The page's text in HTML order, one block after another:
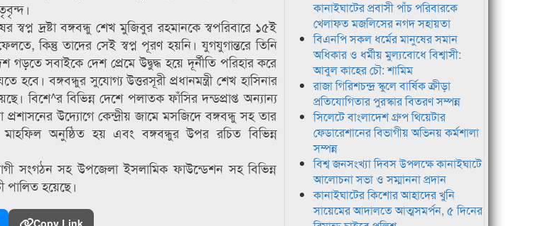
স্বপ্ন দ্রষ্টা বঙ্গবন্ধু শেখ মুজিবুর রহমানকে স্বপরিবারে ১৫ই
কিন্তু তাদের সেই স্বপ্ন পূরণ হয়নি। যুগযুগান্তরে তিনি
গড়তে সবাইকে দেশ প্রেমে উদ্বুদ্ধ হয়ে দূর্নীতি পরিহার করে
বঙ্গবন্ধুর সুযোগ্য উত্তরসূরী প্রধানমন্ত্রী শেখ হাসিনার
বিশে^র বিভিন্ন দেশে পলাতক ফাঁসির দন্ডপ্রাপ্ত অন্যান্য
উদ্যোগে কেন্দ্রীয় জামে মসজিদে বঙ্গবন্ধু সহ তার
অনুষ্ঠিত হয় এবং বঙ্গবন্ধুর উপর রচিত বিভিন্ন
সংগঠন সহ উপজেলা ইসলামিক ফাউন্ডেশন সহ বিভিন্ন
পালিত হয়েছে।
কানাইঘাটের প্রবাসী পাঁচ পরিবারকে
খেলাফত মজলিসের নগদ সহায়তা
বিএনপি সকল ধর্মের মানুষের সমান
অধিকার ও ধর্মীয় মুল্যবোধে বিশ্বাসী:
আবুল কাহের চৌ: শামিম
রাজা গিরিশচন্দ্র স্কুলে বার্ষিক ক্রীড়া
প্রতিযোগিতার পুরস্কার বিতরণ সম্পন্ন
সিলেটে বাংলাদেশ গ্রুপ থিয়েটার
ফেডারেশানের বিভাগীয় অভিনয় কর্মশালা
সম্পন্ন
বিশ্ব জনসংখ্যা দিবস উপলক্ষে কানাইঘাটে
আলোচনা সভা ও সম্মাননা প্রদান
কানাইঘাটের কিশোর আহাদের খুনি
সায়েমের আদালতে আত্মসমর্পন, ৫ দিনের